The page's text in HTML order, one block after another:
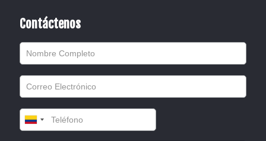
Contáctenos